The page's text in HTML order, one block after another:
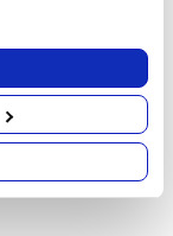
τη γεωγραφική
σε
ενεργά
αποτύπωμα)
των
προτιμήσεις σας
ή να
Όταν